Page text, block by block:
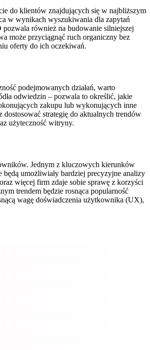
do klientów znajdujących się w najbliższym
w wynikach wyszukiwania dla zapytań
również na budowanie silniejszej
może przyciągnąć ruch organiczny bez
oferty do ich oczekiwań.
podejmowanych działań, warto
odwiedzin – pozwala to określić, jakie
zakupu lub wykonujących inne
strategię do aktualnych trendów
użyteczność witryny.
Jednym z kluczowych kierunków
umożliwiały bardziej precyzyjne analizy
więcej firm zdaje sobie sprawę z korzyści
trendem będzie rosnąca popularność
wagę doświadczenia użytkownika (UX),